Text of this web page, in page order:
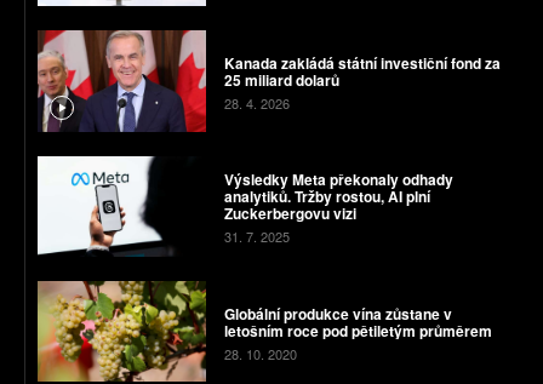
Kanada zakládá státní investiční fond za
25 miliard dolarů
28. 4. 2026
Výsledky Meta překonaly odhady
analytiků. Tržby rostou, AI plní
Zuckerbergovu vizi
31. 7. 2025
Globální produkce vína zůstane v
letošním roce pod pětiletým průměrem
28. 10. 2020